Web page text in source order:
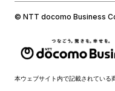
© NTT docomo Business
本ウェブサイト内で記載されている